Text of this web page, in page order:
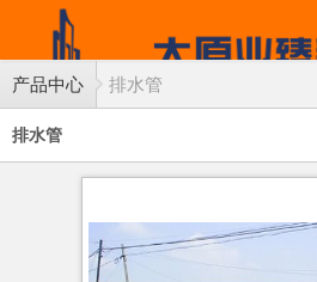
产品中心 排水管
排水管